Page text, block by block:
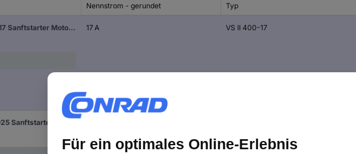
Nennstrom - gerundet Typ
Peter Electronic VS II 400-17 25700.40017 Sanftstarter Motorleistung bei 400 V 7.5 kW 400 V/AC Nennstrom 17 A 17 A VS II 400-17